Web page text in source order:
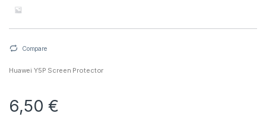
Compare
Huawei Y5P Screen Protector
6,50€